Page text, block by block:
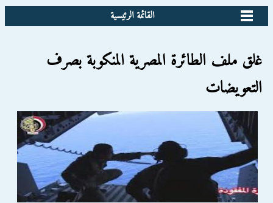
القائمة الرئيسية
غلق ملف الطائرة المصرية المنكوبة بصرف
التعويضات